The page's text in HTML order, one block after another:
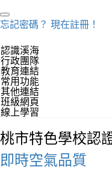
忘記密碼？ 現在註冊！
認識溪海
行政團隊
教育連結
常用功能
其他連結
班級網頁
線上學習
桃市特色學校認
即時空氣品質